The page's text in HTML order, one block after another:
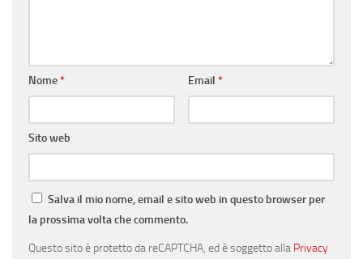
Nome* Email *
Sito web
Salva il mio nome, email e sito web in questo browser per
la prossima volta che commento.
Questo sito è protetto da reCAPTCHA, ed è soggetto alla Privacy